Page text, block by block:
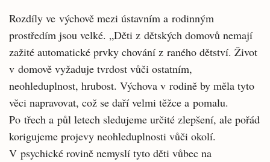
Rozdíly ve výchově mezi ústavním a rodinným
prostředím jsou velké. „Děti z dětských domovů nemají
zažité automatické prvky chování z raného dětství. Život
v domově vyžaduje tvrdost vůči ostatním,
neohleduplnost, hrubost. Výchova v rodině by měla tyto
věci napravovat, což se daří velmi těžce a pomalu.
Po třech a půl letech sledujeme určité zlepšení, ale pořád
korigujeme projevy neohleduplnosti vůči okolí.
V psychické rovině nemyslí tyto děti vůbec na